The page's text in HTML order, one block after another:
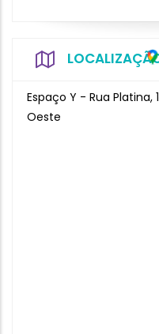
Espaço Y - Rua
Oeste